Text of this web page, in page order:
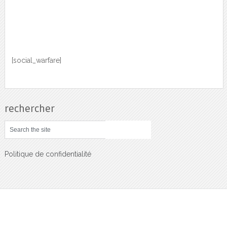
[social_warfare]
rechercher
Politique de confidentialité